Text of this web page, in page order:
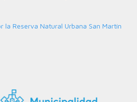
la Reserva Natural Urbana San Martín